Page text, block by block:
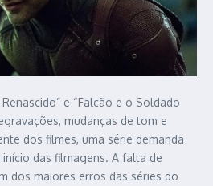
e “Falcão e o Soldado
mudanças de tom e
dos filmes, uma série demanda
das filmagens. A falta de
dos maiores erros das séries do